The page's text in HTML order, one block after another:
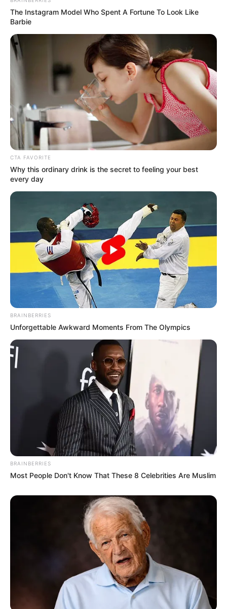
The Instagram Model Who Spent A Fortune To Look Like
Barbie
CTA FAVORITE
Why this ordinary drink is the secret to feeling your best
every day
BRAINBERRIES
Unforgettable Awkward Moments From The Olympics
BRAINBERRIES
Most People Don't Know That These 8 Celebrities Are Muslim